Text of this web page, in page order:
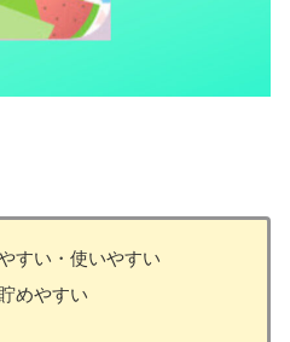
すい・使いやすい
めやすい